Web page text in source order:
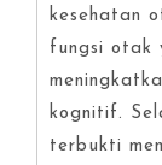
kesehatan
fungsi otak
kognitif.
terbukti